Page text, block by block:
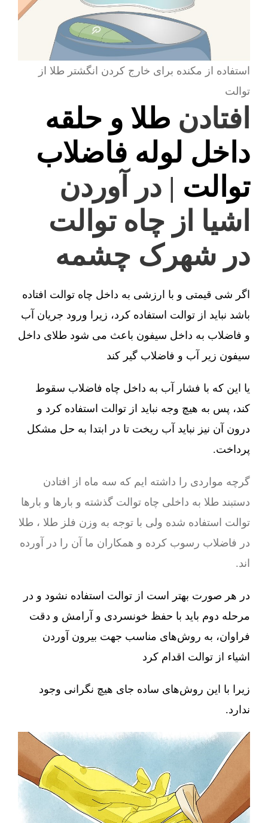
استفاده از مکنده برای خارج کردن انگشتر طلا از
توالت
افتادن طلا و حلقه
داخل لوله فاضلاب
توالت | در آوردن
اشیا از چاه توالت
در شهرک چشمه
اگر شی قیمتی و با ارزشی به داخل چاه توالت افتاده
باشد نباید از توالت استفاده کرد، زیرا ورود جریان آب
و فاضلاب به داخل سیفون باعث می شود طلای داخل
سیفون زیر آب و فاضلاب گیر کند
یا این که با فشار آب به داخل چاه فاضلاب سقوط
کند، پس به هیچ وجه نباید از توالت استفاده کرد و
درون آن نیز نباید آب ریخت تا در ابتدا به حل مشکل
پرداخت.
گرچه مواردی را داشته ایم که سه ماه از افتادن
دستبند طلا به داخلی چاه توالت گذشته و بارها و بارها
توالت استفاده شده ولی با توجه به وزن فلز طلا ، طلا
در فاضلاب رسوب کرده و همکاران ما آن را در آورده
اند.
در هر صورت بهتر است از توالت استفاده نشود و در
مرحله دوم باید با حفظ خونسردی و آرامش و دقت
فراوان، به روش‌های مناسب جهت بیرون آوردن
اشیاء از توالت اقدام کرد
زیرا با این روش‌های ساده جای هیچ نگرانی وجود
ندارد.